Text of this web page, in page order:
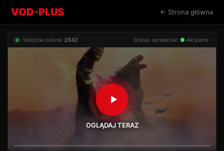
VOD-PLUS ← Strona główna
Widzów online: 2542 Status serwerów: ● Aktywne
OGLĄDAJ TERAZ